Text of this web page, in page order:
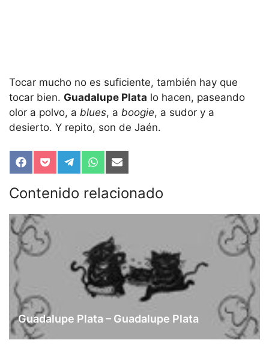
Tocar mucho no es suficiente, también hay que
tocar bien. Guadalupe Plata lo hacen, paseando
olor a polvo, a blues, a boogie, a sudor y a
desierto. Y repito, son de Jaén.
Compartir
en
Facebook
Compartir
en
Pocket
Compartir
en
Telegram
Compartir
en
WhatsApp
Compartir
en
Email
Contenido relacionado
Guadalupe Plata – Guadalupe Plata